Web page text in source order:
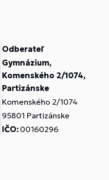
Odberateľ
Gymnázium,
Komenského 2/1074,
Partizánske
Komenského 2/1074
95801 Partizánske
IČO: 00160296